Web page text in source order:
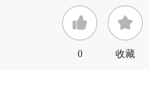
0 收藏